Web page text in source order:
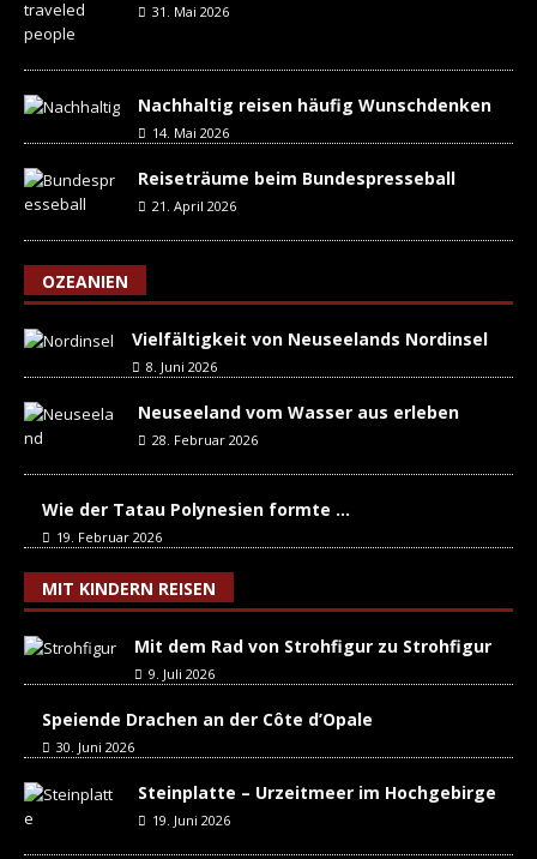
31. Mai 2026
Nachhaltig reisen häufig Wunschdenken
14. Mai 2026
Reiseträume beim Bundespresseball
21. April 2026
OZEANIEN
Vielfältigkeit von Neuseelands Nordinsel
8. Juni 2026
Neuseeland vom Wasser aus erleben
28. Februar 2026
Wie der Tatau Polynesien formte …
19. Februar 2026
MIT KINDERN REISEN
Mit dem Rad von Strohfigur zu Strohfigur
9. Juli 2026
Speiende Drachen an der Côte d’Opale
30. Juni 2026
Steinplatte – Urzeitmeer im Hochgebirge
19. Juni 2026